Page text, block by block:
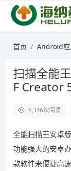
首页 Android应
扫描全能
F Creator
5,346次阅读
全能扫描王安卓
功能强大的安卓
款软件来便捷高